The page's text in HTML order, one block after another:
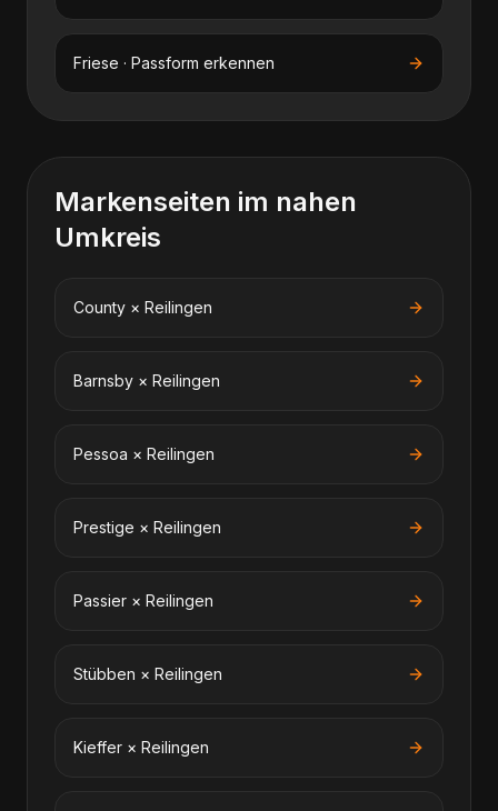
Friese · Passform erkennen
Markenseiten im nahen
Umkreis
County × Reilingen
Barnsby × Reilingen
Pessoa × Reilingen
Prestige × Reilingen
Passier × Reilingen
Stübben × Reilingen
Kieffer × Reilingen